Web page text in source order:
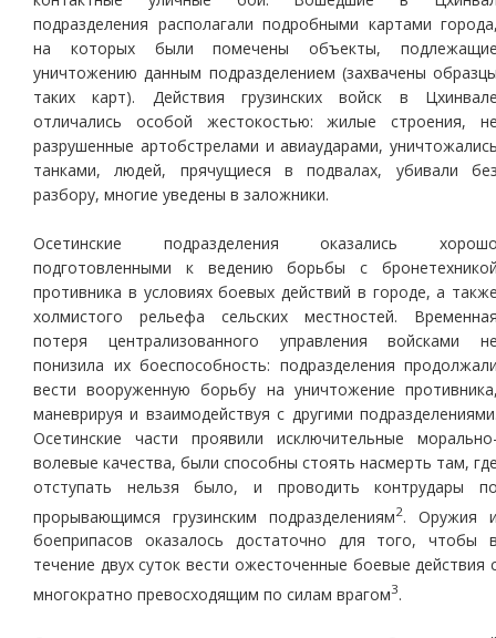
подразделения располагали подробными картами
на которых были помечены объекты,
уничтожению данным подразделением (захвачены
таких карт). Действия грузинских войск в
отличались особой жестокостью: жилые строения,
разрушенные артобстрелами и авиаударами,
танками, людей, прячущиеся в подвалах, убивали
разбору, многие уведены в заложники.
Осетинские подразделения оказались
подготовленными к ведению борьбы с
противника в условиях боевых действий в городе, а
холмистого рельефа сельских местностей.
потеря централизованного управления войсками
понизила их боеспособность: подразделения
вести вооруженную борьбу на уничтожение
маневрируя и взаимодействуя с другими
Осетинские части проявили исключительные
волевые качества, были способны стоять насмерть там,
отступать нельзя было, и проводить контрудары
прорывающимся грузинским подразделениям2. Оружия
боеприпасов оказалось достаточно для того, чтобы
течение двух суток вести ожесточенные боевые действия
многократно превосходящим по силам врагом3.